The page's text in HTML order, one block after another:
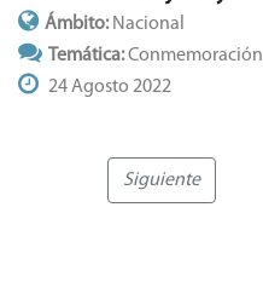
Ámbito:Nacional
Temática:Conmemoración
24 Agosto 2022
Siguiente